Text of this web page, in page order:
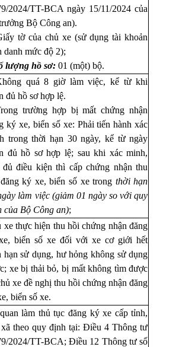
2024/TT-BCA ngày 15/11/2024 của
Bộ Công an).
tờ của chủ xe (sử dụng tài khoản
danh mức độ 2);
lượng hồ sơ: 01 (một) bộ.
quá 8 giờ làm việc, kể từ khi
đủ hồ sơ hợp lệ.
trường hợp bị mất chứng nhận
ký xe, biển số xe: Phải tiến hành xác
trong thời hạn 30 ngày, kể từ ngày
đủ hồ sơ hợp lệ; sau khi xác minh,
đủ điều kiện thì cấp chứng nhận thu
ký xe, biển số xe trong thời hạn
làm việc (giảm 01 ngày so với quy
của Bộ Công an);
xe thực hiện thu hồi chứng nhận đăng
biển số xe đối với xe cơ giới hết
hạn sử dụng, hư hỏng không sử dụng
xe bị thải bỏ, bị mất không tìm được
xe đề nghị thu hồi chứng nhận đăng
biển số xe.
làm thủ tục đăng ký xe cấp tỉnh,
xã theo quy định tại: Điều 4 Thông tư
2024/TT-BCA; Điều 12 Thông tư số